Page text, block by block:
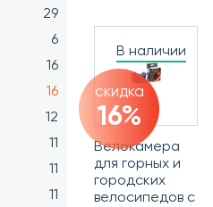
29
6
16
16
12
11
11
11
В наличии
скидка
16%
Велокамера
для горных и
городских
велосипедов с